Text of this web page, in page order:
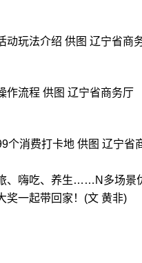
玩法介绍 供图 辽宁省商
流程 供图 辽宁省商务厅
消费打卡地 供图 辽宁省
嗨吃、养生……N多场景优
奖一起带回家！(文 黄非)